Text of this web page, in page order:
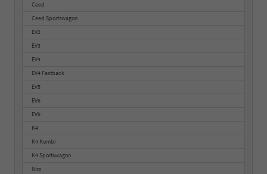
Ceed
Ceed Sportswagon
EV2
EV3
EV4
EV4 Fastback
EV5
EV6
EV9
K4
K4 Kombi
K4 Sportswagon
Niro